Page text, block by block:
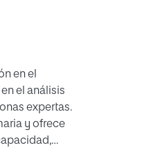
en el
el análisis
expertas.
y ofrece